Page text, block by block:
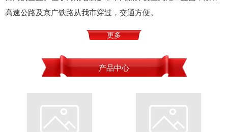
高速公路及京广铁路从我市穿过，交通方便。
更多
产品中心